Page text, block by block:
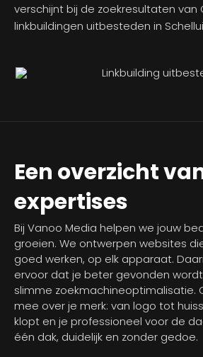
verschijnt bij de zoekresultaten van
linkbuildingen uitbesteden in
Een overzicht
expertises
Bij Vanoo Media helpen we jouw
groeien. We ontwerpen websites
goed werken, op elk apparaat.
ervoor dat je beter gevonden
slimme zoekmachineoptimalisatie.
mee over je merk: van logo tot
klopt en je professioneel voor de
één dak, duidelijk en zonder gedoe.